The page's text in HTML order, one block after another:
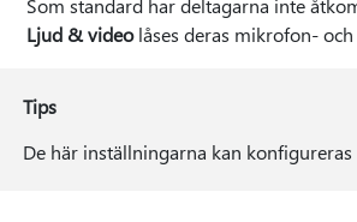
Som standard har deltagarna inte
Ljud & videolåses deras mikrofon-
Tips
De här inställningarna kan